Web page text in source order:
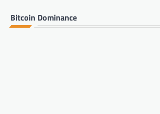
Bitcoin Dominance